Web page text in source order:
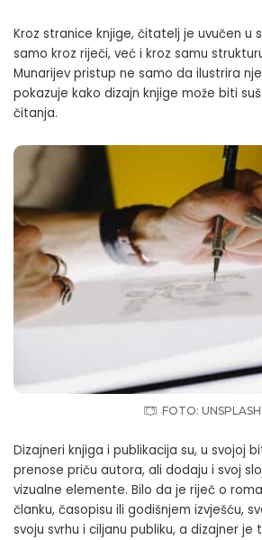
Kroz stranice knjige, čitatelj je uvučen u
samo kroz riječi, već i kroz samu
Munarijev pristup ne samo da ilustrira
pokazuje kako dizajn knjige može biti
čitanja.
FOTO: UNSPLASH
Dizajneri knjiga i publikacija su, u svojoj
prenose priču autora, ali dodaju i svoj
vizualne elemente. Bilo da je riječ o
članku, časopisu ili godišnjem izvješću,
svoju svrhu i ciljanu publiku, a dizajner